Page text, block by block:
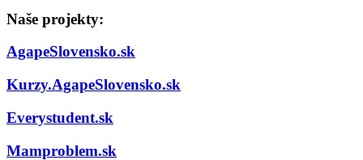
Naše projekty:
AgapeSlovensko.sk
Kurzy.AgapeSlovensko.sk
Everystudent.sk
Mamproblem.sk